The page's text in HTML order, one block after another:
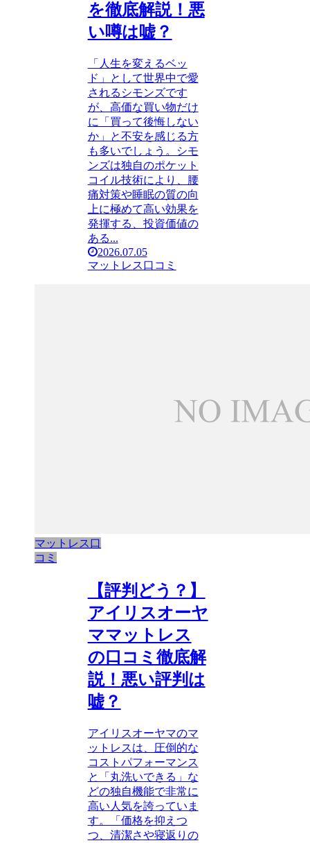
を徹底解説！悪
い噂は嘘？
「人生を変えるベッ
ド」として世界中で愛
されるシモンズです
が、高価な買い物だけ
に「買って後悔しない
か」と不安を感じる方
も多いでしょう。シモ
ンズは独自のポケット
コイル技術により、腰
痛対策や睡眠の質の向
上に極めて高い効果を
発揮する、投資価値の
ある...
2026.07.05
マットレス口コミ
マットレス口
コミ
【評判どう？】
アイリスオーヤ
ママットレス
の口コミ徹底解
説！悪い評判は
嘘？
アイリスオーヤマのマ
ットレスは、圧倒的な
コストパフォーマンス
と「丸洗いできる」な
どの独自機能で非常に
高い人気を誇っていま
す。「価格を抑えつ
つ、清潔さや寝返りの